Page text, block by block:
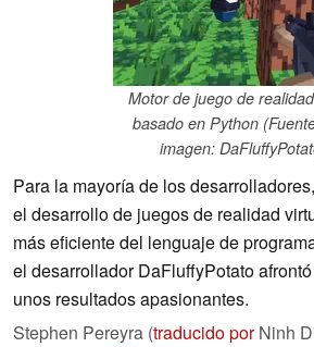
Motor de juego de
basado en Python
imagen:
Para la mayoría de los
el desarrollo de juegos de realidad
más eficiente del lenguaje de
el desarrollador DaFluffyPotato
unos resultados apasionantes.
Stephen Pereyra (traducido porNinh